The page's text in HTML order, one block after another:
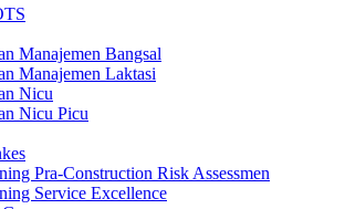
Manajemen Bangsal
Manajemen Laktasi
Nicu
Nicu Picu
Pra-Construction Risk Assessmen
Service Excellence